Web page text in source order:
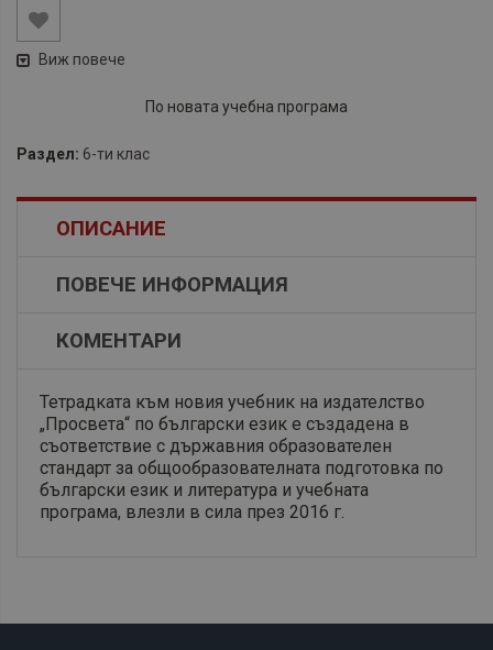
Виж повече
По новата учебна програма
Раздел: 6-ти клас
ОПИСАНИЕ
ПОВЕЧЕ ИНФОРМАЦИЯ
КОМЕНТАРИ
Тетрадката към новия учебник на издателство
„Просвета“ по български език е създадена в
съответствие с държавния образователен
стандарт за общообразователната подготовка по
български език и литература и учебната
програма, влезли в сила през 2016 г.